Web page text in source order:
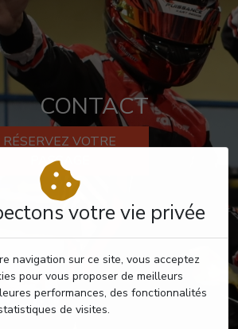
votre vie privée
navigation sur ce site, vous acceptez
pour vous proposer de meilleurs
performances, des fonctionnalités
de visites.
CONTACT
RÉSERVEZ VOTRE
PASSAGE